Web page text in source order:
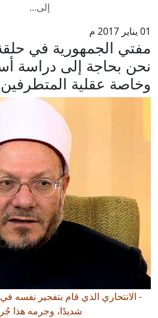
إلى...
الجمهورية في
بحاجة إلى دراسة
عقلية المتطرفين
- الانتحاري الذي قام بتفجير نفسه في
شديدًا، وجرمه هذا